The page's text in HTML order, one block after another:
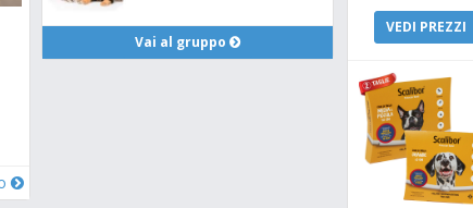
Vai al gruppo
VEDI PREZZI